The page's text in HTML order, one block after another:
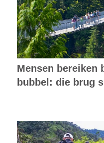
Mensen bereiken
bubbel: die brug